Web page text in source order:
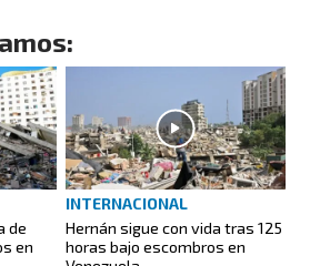
de
en
INTERNACIONAL
Hernán sigue con vida tras 125
horas bajo escombros en